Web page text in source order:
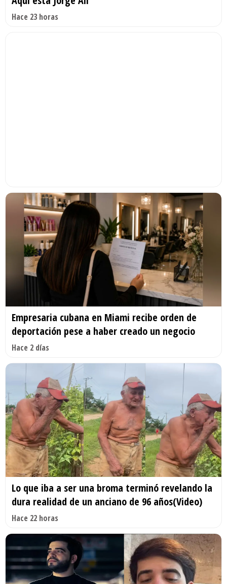
Hace 23 horas
Empresaria cubana en Miami recibe orden de
deportación pese a haber creado un negocio
Hace 2 días
Lo que iba a ser una broma terminó revelando la
dura realidad de un anciano de 96 años(Video)
Hace 22 horas